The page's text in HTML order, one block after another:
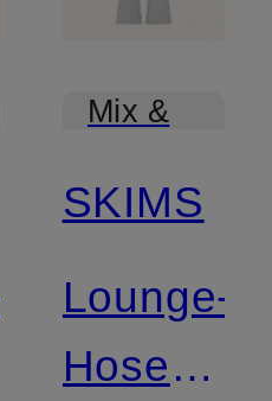
Mix &
SKIMS
Lounge-
Hose